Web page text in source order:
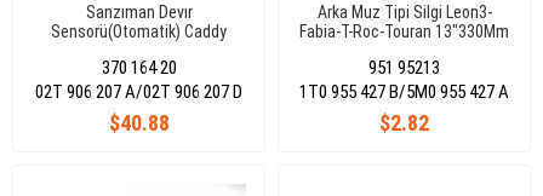
Sanzıman Devır
Sensorü(Otomatik) Caddy
Cayd/Cfhc/Clcb/Golf 6ı 1,2
Tsı/1,4 Tsı/1,6Tdı
Cyvb/Chpa(9.0773)
370 164 20
$40.88
02T 906 207 A/02T 906 207 D
Arka Muz Tipi Silgi Leon3-
Fabia-T-Roc-Touran 13"330Mm
951 95213
$2.82
1T0 955 427 B/5M0 955 427 A